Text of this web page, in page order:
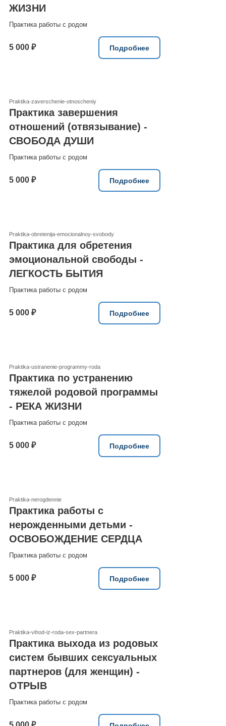
ЖИЗНИ
Практика работы с родом
5 000 ₽ Подробнее
Praktika-zaverschenie-otnoscheniy
Практика завершения
отношений (отвязывание) -
СВОБОДА ДУШИ
Практика работы с родом
5 000 ₽ Подробнее
Praktika-obretenija-emocionalnoy-svobody
Практика для обретения
эмоциональной свободы -
ЛЕГКОСТЬ БЫТИЯ
Практика работы с родом
5 000 ₽ Подробнее
Praktika-ustranenie-programmy-roda
Практика по устранению
тяжелой родовой программы
- РЕКА ЖИЗНИ
Практика работы с родом
5 000 ₽ Подробнее
Praktika-nerogdennie
Практика работы с
нерожденными детьми -
ОСВОБОЖДЕНИЕ СЕРДЦА
Практика работы с родом
5 000 ₽ Подробнее
Praktika-vihod-iz-roda-sex-partnera
Практика выхода из родовых
систем бывших сексуальных
партнеров (для женщин) -
ОТРЫВ
Практика работы с родом